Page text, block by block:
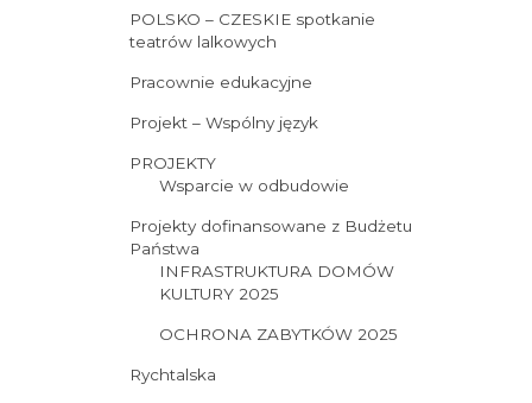
POLSKO – CZESKIE spotkanie
teatrów lalkowych
Pracownie edukacyjne
Projekt – Wspólny język
PROJEKTY
Wsparcie w odbudowie
Projekty dofinansowane z Budżetu
Państwa
INFRASTRUKTURA DOMÓW
KULTURY 2025
OCHRONA ZABYTKÓW 2025
Rychtalska